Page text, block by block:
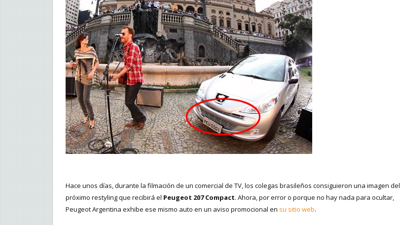
Hace unos días, durante la filmación de un comercial de TV, los colegas brasileños consiguieron una imagen del
próximo restyling que recibirá el Peugeot 207 Compact. Ahora, por error o porque no hay nada para ocultar,
Peugeot Argentina exhibe ese mismo auto en un aviso promocional en su sitio web.